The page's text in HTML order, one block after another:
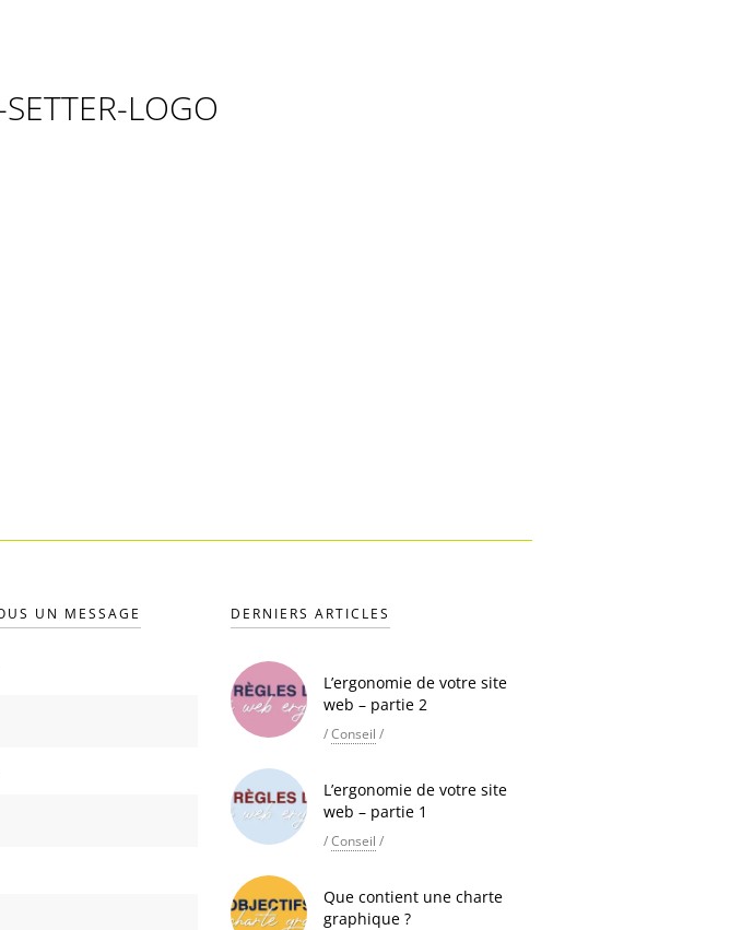
LOGO
UN MESSAGE DERNIERS ARTICLES
L’ergonomie de votre site
web – partie 2
/Conseil /
L’ergonomie de votre site
web – partie 1
/Conseil /
Que contient une charte
graphique ?